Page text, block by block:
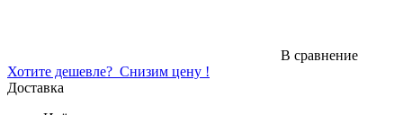
В сравнение
Хотите дешевле? Снизим цену !
Доставка